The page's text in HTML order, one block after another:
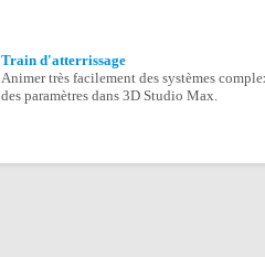
Train d'atterrissage
Animer très facilement des systèmes
des paramètres dans 3D Studio Max.